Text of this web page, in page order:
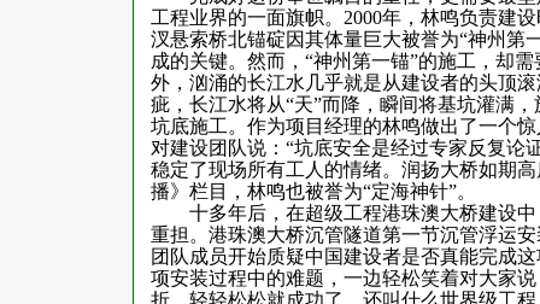
工程业界的一面旗帜。 2000年，林鸣负责建
汊悬索桥北锚碇因其体量巨大被誉为“神州第
成的关键。然而，“神州第一锚”的施工，却
外，汹涌的长江水几乎就是从建设者的头顶
疵，长江水将从“天”而降，瞬间将基坑灌满
坑底施工。作为项目经理的林鸣做出了一个
对建设团队说：“坑底安全是经过专家反复论
稳定了现场所有工人的情绪。润扬大桥如期
播》栏目，林鸣也被誉为“定海神针”。
十多年后，在超级工程港珠澳大桥建设中
重担。港珠澳大桥沉管隧道第一节沉管浮运
团队成员开始质疑中国建设者是否真能完成
项安装过程中的难题，一边轻松笑着对大家
折。轻轻松松就成功了，还叫什么世界级工